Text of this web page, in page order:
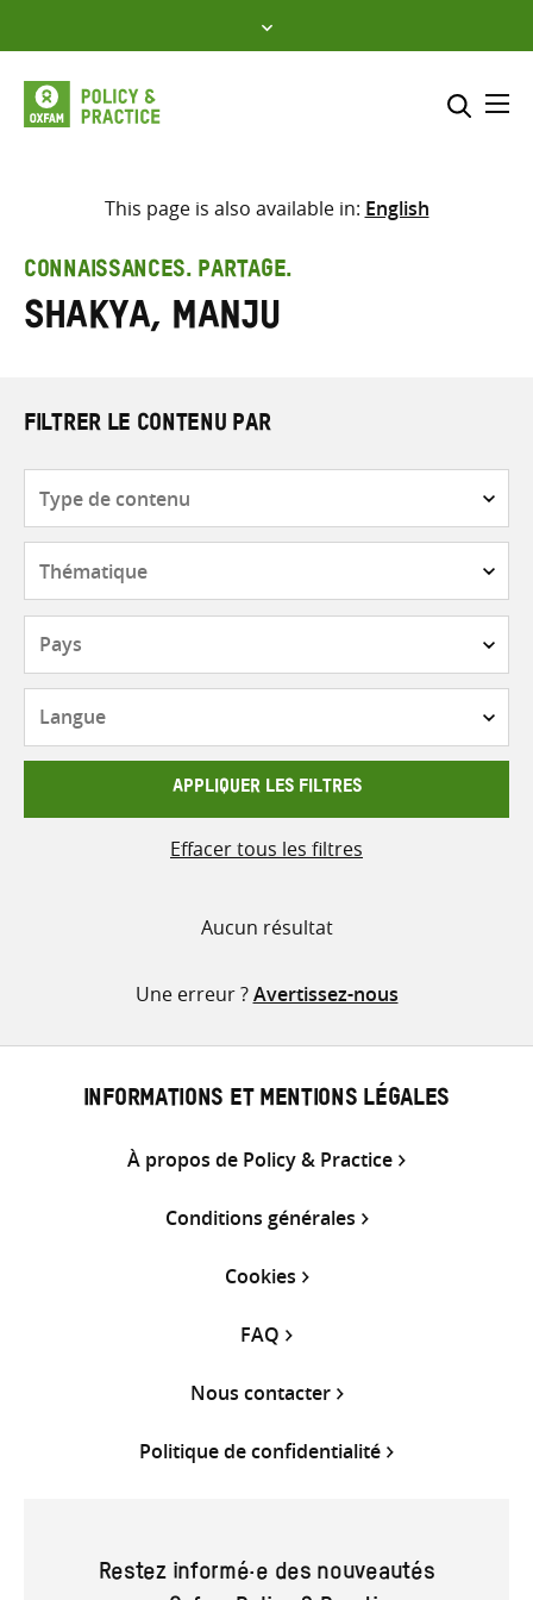
to
content
Sélectionner l’emplacement
Saisir
les
termes
This page is also available in: English
CONNAISSANCES. PARTAGE.
Shakya, Manju
FILTRER LE CONTENU PAR
contenu
APPLIQUER LES FILTRES
Effacer tous les filtres
Aucun résultat
Une erreur ?Avertissez-nous
INFORMATIONS ET MENTIONS LÉGALES
À propos de Policy & Practice
Conditions générales
Cookies
FAQ
Nous contacter
Politique de confidentialité
Restez informé·e des nouveautés